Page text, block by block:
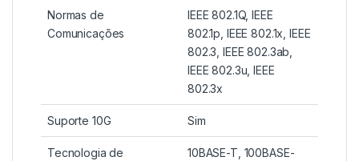
Normas de
Comunicações
IEEE 802.1Q, IEEE
802.1p, IEEE 802.1x, IEEE
802.3, IEEE 802.3ab,
IEEE 802.3u, IEEE
802.3x
Suporte 10G Sim
Tecnologia de 10BASE-T, 100BASE-